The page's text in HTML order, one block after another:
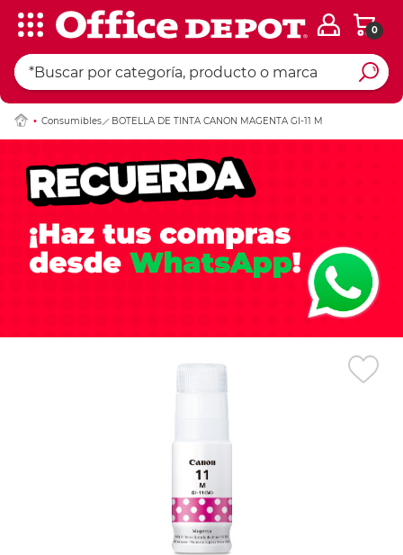
0
Consumibles BOTELLA DE TINTA CANON MAGENTA GI-11 M
Ingresar Codigo